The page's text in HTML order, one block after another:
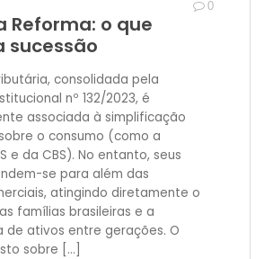
Reforma: o que
sucessão
0
consolidada pela
nº 132/2023, é
associada à simplificação
o consumo (como a
e da CBS). No entanto, seus
se para além das
atingindo diretamente o
famílias brasileiras e a
de ativos entre gerações. O
sobre […]